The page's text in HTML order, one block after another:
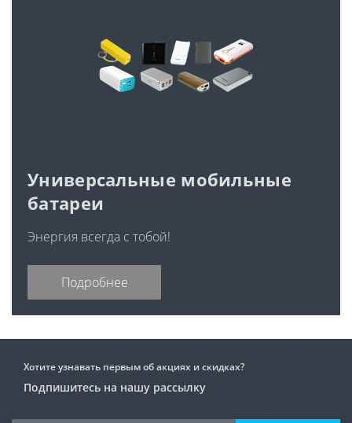
Универсальные мобильные
батареи
Энергия всегда с тобой!
Подробнее
Хотите узнавать первым об акциях и скидках?
Подпишитесь на нашу рассылку